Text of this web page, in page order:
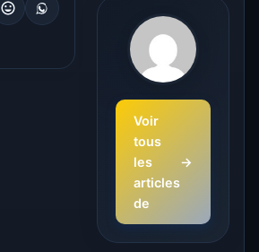
Voir
tous
les
articles
de
→